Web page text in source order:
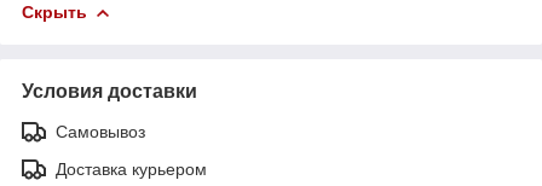
Скрыть
Условия доставки
Самовывоз
Доставка курьером